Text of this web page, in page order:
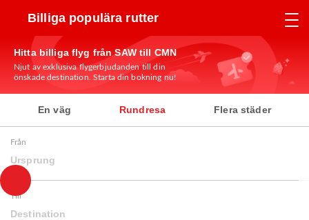
Billiga populära rutter
Hitta billiga flyg från SAW till CMN
Njut av exklusiva flygerbjudanden till din
önskade destination. Starta din bokning nu!
En väg Rundresa Flera städer
Från
Ursprung
Till
Destination